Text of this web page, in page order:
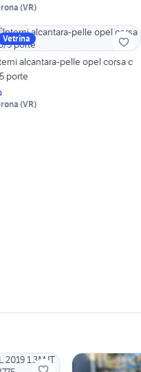
(VR)
Vetrina
alcantara-pelle opel corsa c
porte
(VR)